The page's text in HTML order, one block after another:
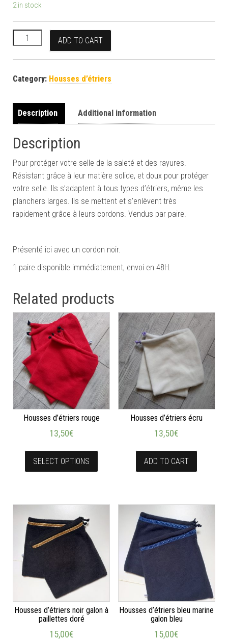
2 in stock
Housses d'étriers MOUTONS quantity
ADD TO CART
Category: Housses d’étriers
Description Additional information
Description
Pour protéger votre selle de la saleté et des rayures.
Résistant grâce à leur matière solide, et doux pour protéger
votre selle. Ils s’adaptent à tous types d’étriers, même les
planchers larges. Ils se mettent et s’enlèvent très
rapidement grâce à leurs cordons. Vendus par paire.
Présenté ici avec un cordon noir.
1 paire disponible immédiatement, envoi en 48H.
Related products
Housses d’étriers rouge
13,50€
SELECT OPTIONS
Housses d’étriers écru
13,50€
ADD TO CART
Housses d’étriers noir galon à
paillettes doré
15,00€
Housses d’étriers bleu marine
galon bleu
15,00€